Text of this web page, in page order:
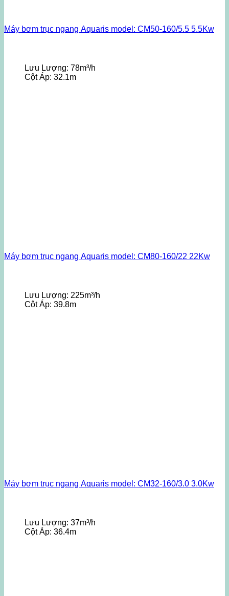
Máy bơm trục ngang Aquaris model: CM50-160/5.5 5.5Kw
Lưu Lượng: 78m³/h
Cột Áp: 32.1m
Máy bơm trục ngang Aquaris model: CM80-160/22 22Kw
Lưu Lượng: 225m³/h
Cột Áp: 39.8m
Máy bơm trục ngang Aquaris model: CM32-160/3.0 3.0Kw
Lưu Lượng: 37m³/h
Cột Áp: 36.4m